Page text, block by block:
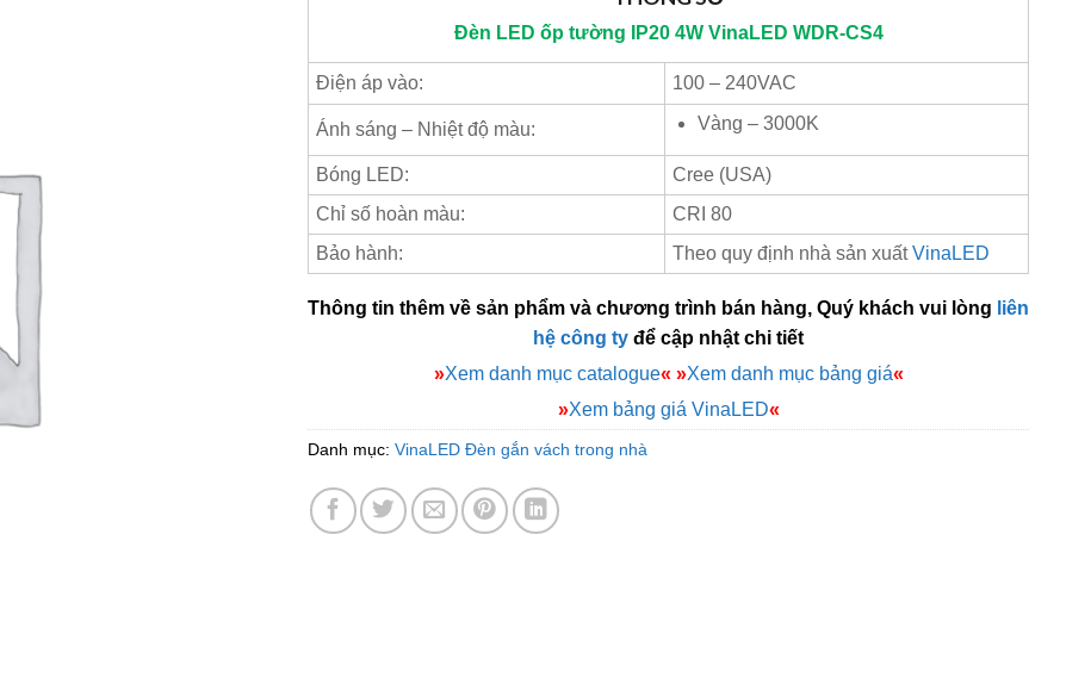
Đèn LED ốp tường IP20 4W VinaLED WDR-CS4
Điện áp vào: 100 – 240VAC
Ánh sáng – Nhiệt độ màu: Vàng – 3000K
Bóng LED:
Cree (USA)
Chỉ số hoàn màu:
CRI 80
Bảo hành:
Theo quy định nhà sản xuấtVinaLED
Thông tin thêm về sản phẩm và chương trình bán hàng, Quý khách vui lòng liên
hệ công ty để cập nhật chi tiết
»Xem danh mục catalogue« »Xem danh mục bảng giá«
»Xem bảng giá VinaLED«
Danh mục: VinaLED Đèn gắn vách trong nhà